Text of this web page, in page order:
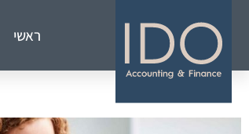
ראשי